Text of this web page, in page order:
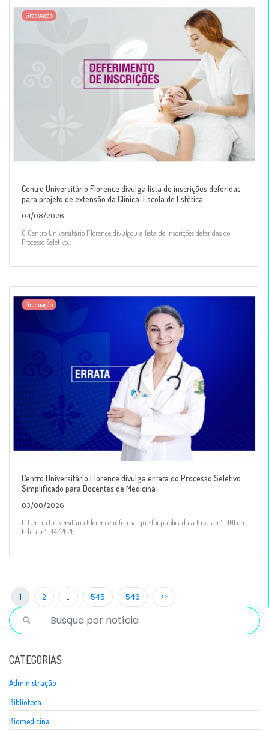
Graduação
Centro Universitário Florence divulga lista de inscrições deferidas
para projeto de extensão da Clínica-Escola de Estética
04/08/2026
O Centro Universitário Florence divulgou a lista de inscrições deferidas do
Processo Seletivo...
Graduação
Centro Universitário Florence divulga errata do Processo Seletivo
Simplificado para Docentes de Medicina
03/08/2026
O Centro Universitário Florence informa que foi publicada a Errata nº 001 do
Edital nº 04/2026,...
1 2 … 545 546 >>
CATEGORIAS
Administração
Biblioteca
Biomedicina